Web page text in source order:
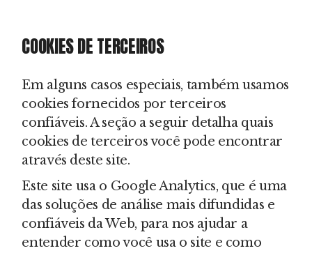
COOKIES DE TERCEIROS
Em alguns casos especiais, também usamos
cookies fornecidos por terceiros
confiáveis. A seção a seguir detalha quais
cookies de terceiros você pode encontrar
através deste site.
Este site usa o Google Analytics, que é uma
das soluções de análise mais difundidas e
confiáveis da Web, para nos ajudar a
entender como você usa o site e como